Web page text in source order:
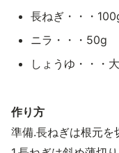
長ねぎ・・・
ニラ・・・50g
しょうゆ・・・
作り方
準備.長ねぎは根元を